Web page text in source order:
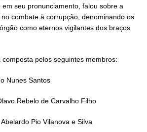
seu pronunciamento, falou sobre a
combate à corrupção, denominando os
como eternos vigilantes dos braços
pelos seguintes membros:
Nunes Santos
Rebelo de Carvalho Filho
Abelardo Pio Vilanova e Silva